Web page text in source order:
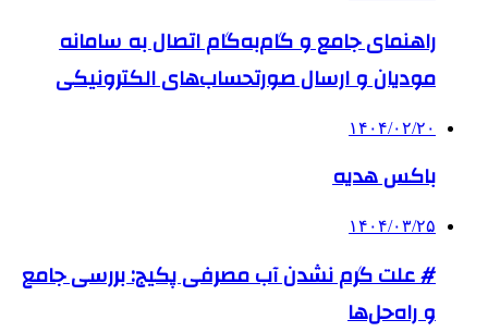
راهنمای جامع و گام‌به‌گام اتصال به سامانه
مودیان و ارسال صورتحساب‌های الکترونیکی
۱۴۰۴/۰۲/۲۰
باکس هدیه
۱۴۰۴/۰۳/۲۵
# علت گرم نشدن آب مصرفی پکیج: بررسی جامع
و راه‌حل‌ها